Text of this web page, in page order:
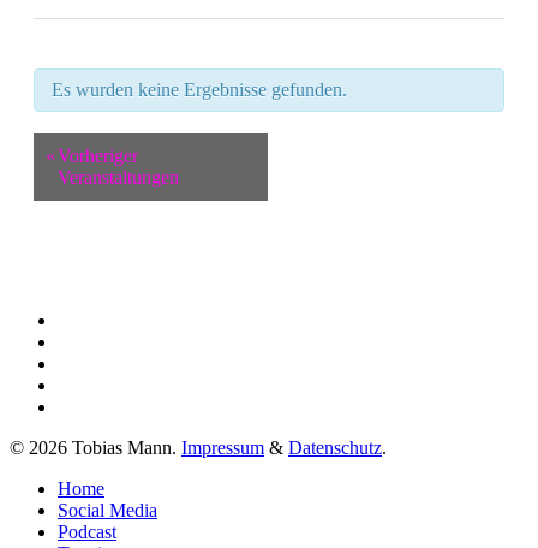
Es wurden keine Ergebnisse gefunden.
«Vorheriger
Veranstaltungen
© 2026 Tobias Mann. Impressum & Datenschutz.
Close
Menu
Home
Social Media
Podcast